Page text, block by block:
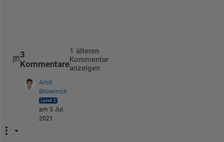
3
Kommentare
1 älteren
Kommentar
anzeigen
Amit
Bhowmick
am 5 Jul.
2021